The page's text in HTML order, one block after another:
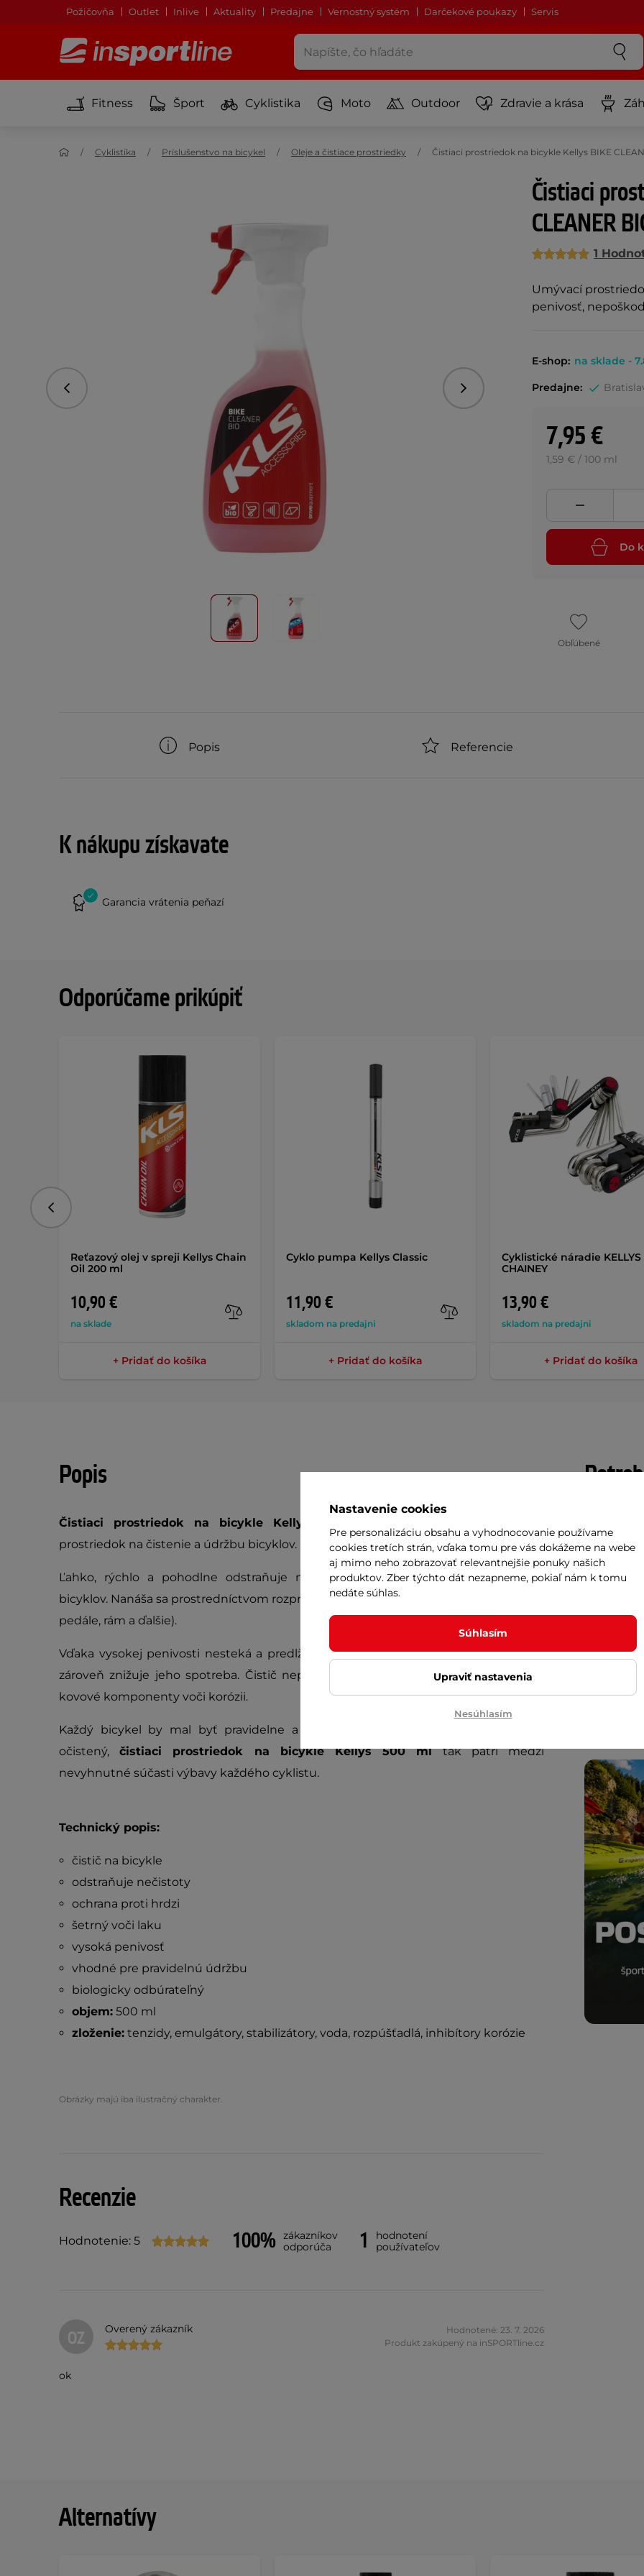
Požičovňa Outlet Inlive Aktuality Predajne Vernostný systém Darčekové poukazy Servis
Fitness Šport Cyklistika Moto Outdoor Zdravie a krása
Cyklistika Príslušenstvo na bicykel Oleje a čistiace prostriedky Čistiaci prostriedok na bicykle Kellys BIKE
Čistiaci
CLEANER
1
Umývací
penivosť,
Predchádzajúce Nasledujúce
E-shop: na sklade -
Predajne:
7,95 €
1,59 € / 100 ml
Do
Obľúbené
Popis Referencie
K nákupu získavate
Garancia vrátenia peňazí
Odporúčame prikúpiť
Reťazový olej v spreji Kellys Chain
Oil 200 ml
10,90 €
na sklade
+ Pridať do košíka
Cyklo pumpa Kellys Classic
11,90 €
skladom na predajni
+ Pridať do košíka
Cyklistické náradie KELLYS
CHAINEY
13,90 €
skladom na predajni
+ Pridať do košíka
Predchádzajúce
Popis
Čistiaci prostriedok na bicykle Kellys 500 ml
prostriedok na čistenie a údržbu bicyklov.
Ľahko, rýchlo a pohodlne odstraňuje nečistoty a blato zo všetkých povrchov
bicyklov. Nanáša sa prostredníctvom rozprašovača na znečistené miesta (prešmykač,
pedále, rám a ďalšie).
Vďaka vysokej penivosti nesteká a predlžuje tak čas účinnosti prostriedku, čím sa
zároveň znižuje jeho spotreba. Čistič nepoškodzuje lak bicykla a čiastočne chráni
kovové komponenty voči korózii.
Každý bicykel by mal byť pravidelne a pred každou ďalšou údržbou dôkladne
očistený,čistiaci prostriedok na bicykle Kellys 500 mltak patrí medzi
nevyhnutné súčasti výbavy každého cyklistu.
Technický popis:
čistič na bicykle
odstraňuje nečistoty
ochrana proti hrdzi
šetrný voči laku
vysoká penivosť
vhodné pre pravidelnú údržbu
biologicky odbúrateľný
objem:500 ml
zloženie:tenzidy, emulgátory, stabilizátory, voda, rozpúšťadlá, inhibítory korózie
Obrázky majú iba ilustračný charakter.
Recenzie
Hodnotenie: 5 100% zákazníkov
odporúča
1
hodnotení
používateľov
OZ Overený zákazník
Hodnotené: 23. 7. 2026
Produkt zakúpený na inSPORTline.cz
ok
Vaša
Alternatívy
Nastavenie cookies
Pre personalizáciu obsahu a vyhodnocovanie používame
cookies tretích strán, vďaka tomu pre vás dokážeme na webe
aj mimo neho zobrazovať relevantnejšie ponuky našich
produktov. Zber týchto dát nezapneme, pokiaľ nám k tomu
nedáte súhlas.
Súhlasím
Upraviť nastavenia
Nesúhlasím